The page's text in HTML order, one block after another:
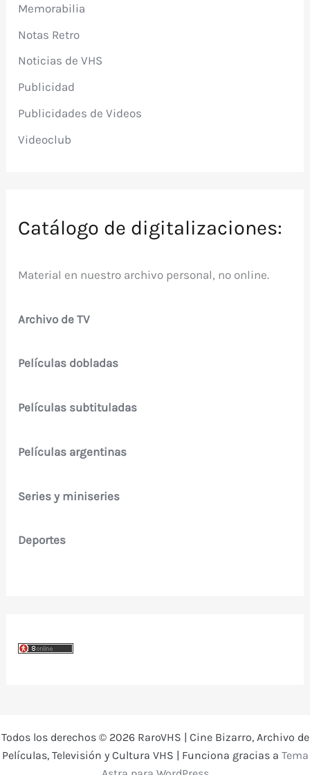
Memorabilia
Notas Retro
Noticias de VHS
Publicidad
Publicidades de Videos
Videoclub
Catálogo de digitalizaciones:
Material en nuestro archivo personal, no online.
Archivo de TV
Películas dobladas
Películas subtituladas
Películas argentinas
Series y miniseries
Deportes
Todos los derechos © 2026 RaroVHS | Cine Bizarro, Archivo de
Películas, Televisión y Cultura VHS | Funciona gracias a Tema